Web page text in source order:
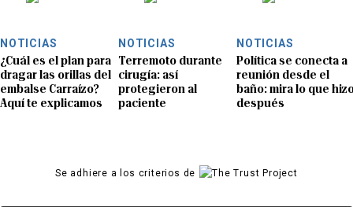
NOTICIAS
¿Cuál es el plan para
dragar las orillas del
embalse Carraízo?
Aquí te explicamos
NOTICIAS
Terremoto durante
cirugía: así
protegieron al
paciente
NOTICIAS
Política se conecta a
reunión desde el
baño: mira lo que
después
Se adhiere a los criterios de